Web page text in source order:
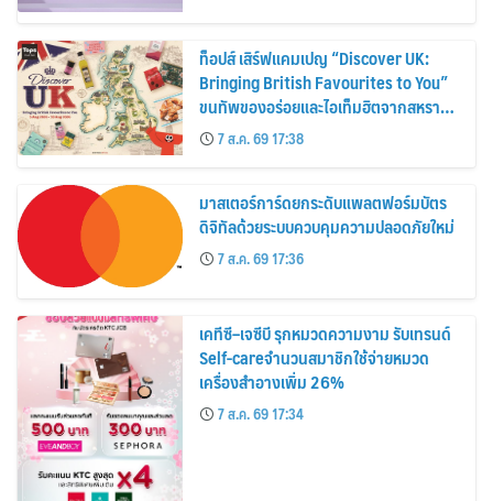
ท็อปส์ เสิร์ฟแคมเปญ “Discover UK:
Bringing British Favourites to You”
ขนทัพของอร่อยและไอเท็มฮิตจากสหราช
อาณาจักร ส่งตรงถึงมือตั้งแต่วันนี้ – 18
สิงหาคมนี้
7 ส.ค. 69 17:38
มาสเตอร์การ์ดยกระดับแพลตฟอร์มบัตร
ดิจิทัลด้วยระบบควบคุมความปลอดภัยใหม่
7 ส.ค. 69 17:36
เคทีซี–เจซีบี รุกหมวดความงาม รับเทรนด์
Self-careจำนวนสมาชิกใช้จ่ายหมวด
เครื่องสำอางเพิ่ม 26%
7 ส.ค. 69 17:34